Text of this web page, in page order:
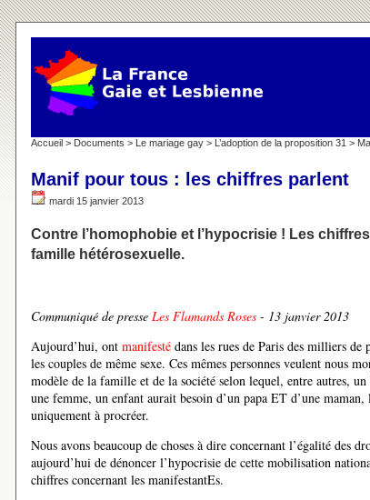
Accueil > Documents > Le mariage gay > L’adoption de la proposition 31 >
Manif pour tous : les chiffres parlent
mardi 15 janvier 2013
Contre l’homophobie et l’hypocrisie ! Les
famille hétérosexuelle.
Communiqué de presse Les Flamands Roses - 13 janvier 2013
Aujourd’hui, ont manifesté dans les rues de Paris des milliers de
les couples de même sexe. Ces mêmes personnes veulent nous
modèle de la famille et de la société selon lequel, entre autres,
une femme, un enfant aurait besoin d’un papa ET d’une maman,
uniquement à procréer.
Nous avons beaucoup de choses à dire concernant l’égalité des
aujourd’hui de dénoncer l’hypocrisie de cette mobilisation
chiffres concernant les manifestantEs.